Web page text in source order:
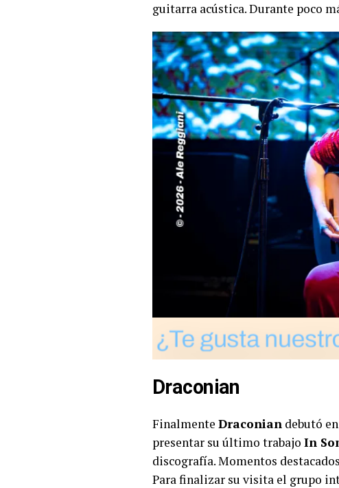
guitarra acústica. Durante poco
Draconian
Finalmente Draconian debutó
presentar su último trabajo In
discografía. Momentos destacados
Para finalizar su visita el grupo